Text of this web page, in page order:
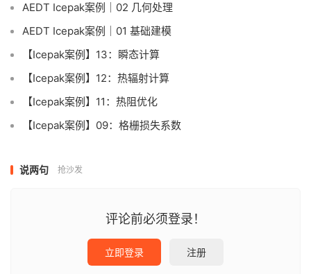
AEDT Icepak案例｜02 几何处理
AEDT Icepak案例｜01 基础建模
【Icepak案例】13：瞬态计算
【Icepak案例】12：热辐射计算
【Icepak案例】11：热阻优化
【Icepak案例】09：格栅损失系数
说两句 抢沙发
评论前必须登录！
立即登录 注册